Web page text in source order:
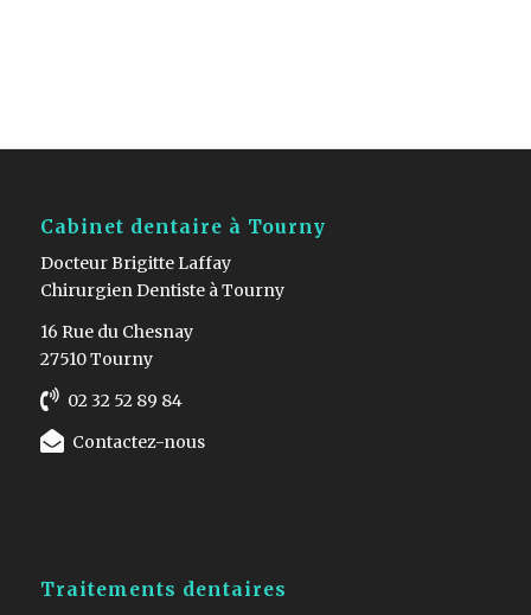
Cabinet dentaire à Tourny
Docteur Brigitte Laffay
Chirurgien Dentiste à Tourny
16 Rue du Chesnay
27510 Tourny
02 32 52 89 84
Contactez-nous
Traitements dentaires